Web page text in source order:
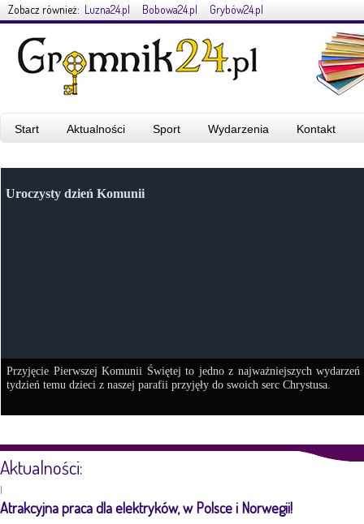
Zobacz również: Luzna24.pl Bobowa24.pl Grybów24.pl
Start Aktualności Sport Wydarzenia Kontakt
Uroczysty dzień Komunii
Przyjęcie Pierwszej Komunii Świętej to jedno z najważniejszych
tydzień temu dzieci z naszej parafii przyjęły do swoich serc Chrystusa.
Aktualności:
|
Atrakcyjna praca dla elektryków, w Polsce i Norwegii!